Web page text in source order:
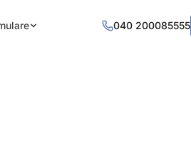
040 200085555